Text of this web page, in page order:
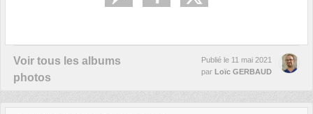
Voir tous les albums
photos
Publié le 11 mai 2021
par Loïc GERBAUD